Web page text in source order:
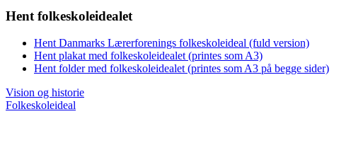
Hent folkeskoleidealet
Hent Danmarks Lærerforenings folkeskoleideal (fuld version)
Hent plakat med folkeskoleidealet (printes som A3)
Hent folder med folkeskoleidealet (printes som A3 på begge sider)
Vision og historie
Folkeskoleideal